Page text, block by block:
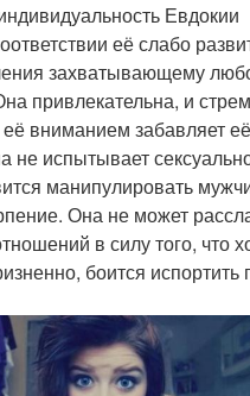
Евдокии
её слабо
захватывающему
привлекательна, и
вниманием забавляет
не испытывает
манипулировать
Она не может
в силу того, что
боится испортить